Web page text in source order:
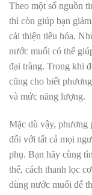
Theo một số nguồn
thì còn giúp bạn
cải thiện tiêu hóa.
nước muối có thể
đại tràng. Trong khi
cũng cho biết
và mức năng lượng.
Mặc dù vậy, phương
đối với tất cả mọi
phụ. Bạn hãy cùng
thể, cách thanh lọc
dùng nước muối để